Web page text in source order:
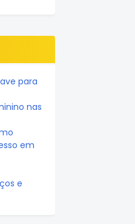
para
nas
em
e